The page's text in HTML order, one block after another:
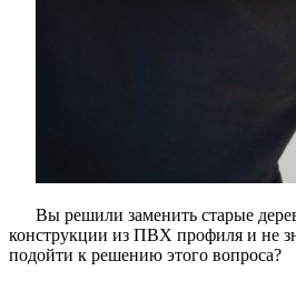
Вы решили заменить старые
конструкции из ПВХ профиля и не
подойти к решению этого вопроса?